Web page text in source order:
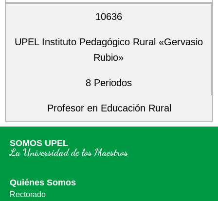
10636
UPEL Instituto Pedagógico Rural «Gervasio
Rubio»
8 Periodos
Profesor en Educación Rural
SOMOS UPEL
La Universidad de los Maestros
Quiénes Somos
Rectorado